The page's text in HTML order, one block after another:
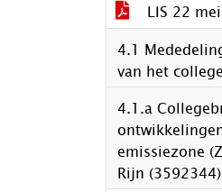
LIS 22 mei
4.1
van het college
4.1.a
emissiezone
Rijn (3592344)